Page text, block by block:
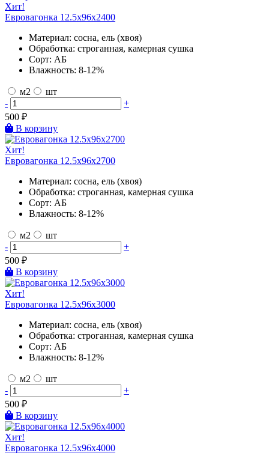
Хит!
Евровагонка 12.5х96х2400
Материал: сосна, ель (хвоя)
Обработка: строганная, камерная сушка
Сорт: АБ
Влажность: 8-12%
м2
шт
-
+
500 ₽
В корзину
Хит!
Евровагонка 12.5х96х2700
Материал: сосна, ель (хвоя)
Обработка: строганная, камерная сушка
Сорт: АБ
Влажность: 8-12%
м2
шт
-
+
500 ₽
В корзину
Хит!
Евровагонка 12.5х96х3000
Материал: сосна, ель (хвоя)
Обработка: строганная, камерная сушка
Сорт: АБ
Влажность: 8-12%
м2
шт
-
+
500 ₽
В корзину
Хит!
Евровагонка 12.5х96х4000